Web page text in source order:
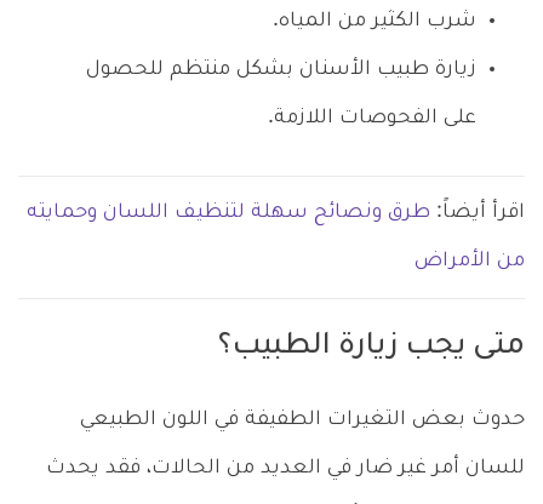
شرب الكثير من المياه.
زيارة طبيب الأسنان بشكل منتظم للحصول
على الفحوصات اللازمة.
اقرأ أيضاً: طرق ونصائح سهلة لتنظيف اللسان وحمايته
من الأمراض
متى يجب زيارة الطبيب؟
حدوث بعض التغيرات الطفيفة في اللون الطبيعي
للسان أمر غير ضار في العديد من الحالات، فقد يحدث